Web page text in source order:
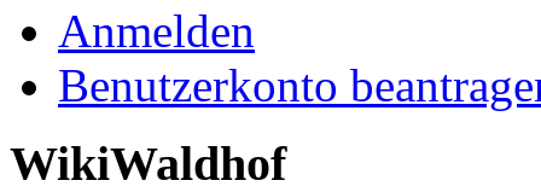
Anmelden
Benutzerkonto
WikiWaldhof